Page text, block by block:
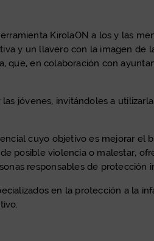
KirolaON a los y las
y un llavero con la imagen de
en colaboración con
jóvenes, invitándoles a
cuyo objetivo es mejorar el
posible violencia o malestar,
responsables de protección
en la protección a la